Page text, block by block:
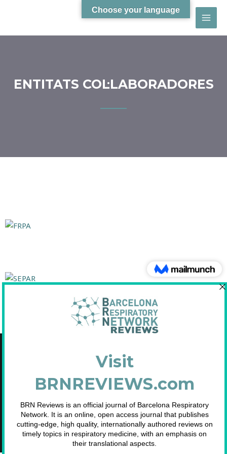
ENTITATS COL·LABORADORES
C/Diputació, 297 2n 2a - 08009 Barcelona
Inscrita en el Registre de Fundacions de la Generalitat de Catalunya. Nº
2.791.
Telf. 93 633 89 15 / info@brn.cat / www.brn.cat
Choose your language